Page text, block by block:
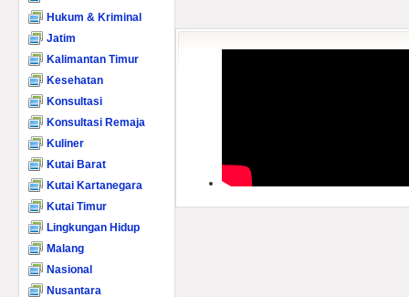
Hukum & Kriminal
Jatim
Kalimantan Timur
Kesehatan
Konsultasi
Konsultasi Remaja
Kuliner
Kutai Barat
Kutai Kartanegara
Kutai Timur
Lingkungan Hidup
Malang
Nasional
Nusantara